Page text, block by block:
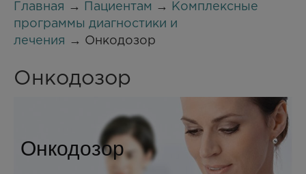
Главная → Пациентам →
Комплексные
программы диагностики и
лечения
→ Онкодозор
Онкодозор
Онкодозор